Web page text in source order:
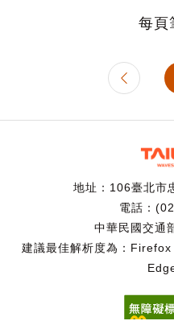
每頁
地址：106臺北市
電話：
中華民國交通
建議最佳解析度為：